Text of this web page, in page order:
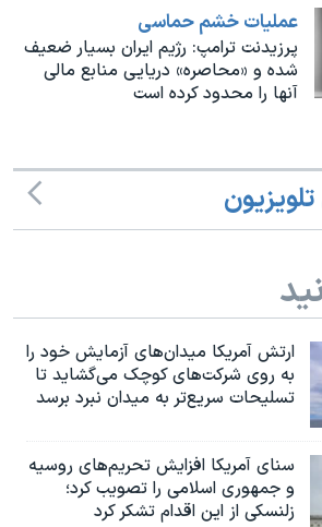
نوبل صلح
آمریکا «سی‌پک»
عملیات خشم حماسی
پرزیدنت ترامپ: رژیم ایران بسیار ضعیف
شده و «محاصره» دریایی منابع مالی
آنها را محدود کرده است
ارتش آمریکا میدان‌های آزمایش خود را
به روی شرکت‌های کوچک می‌گشاید تا
تسلیحات سریع‌تر به میدان نبرد برسد
سنای آمریکا افزایش تحریم‌های روسیه
و جمهوری اسلامی را تصویب کرد؛
زلنسکی از این اقدام تشکر کرد